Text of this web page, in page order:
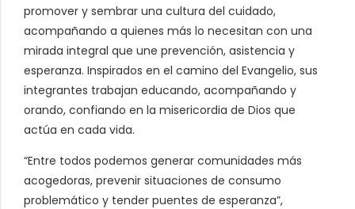
promover y sembrar una cultura del cuidado,
acompañando a quienes más lo necesitan con una
mirada integral que une prevención, asistencia y
esperanza. Inspirados en el camino del Evangelio, sus
integrantes trabajan educando, acompañando y
orando, confiando en la misericordia de Dios que
actúa en cada vida.
“Entre todos podemos generar comunidades más
acogedoras, prevenir situaciones de consumo
problemático y tender puentes de esperanza”,